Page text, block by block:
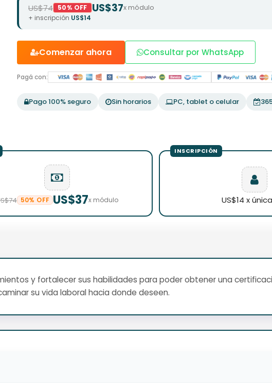
US$74 50% OFF US$37x módulo
+ inscripción US$14
Comenzar ahora Consultar por WhatsApp
Pagá con:
Pago 100% seguro Sin horarios PC, tablet o celular
50% OFF US$37x módulo US$14 x
y fortalecer sus habilidades para poder obtener una
su vida laboral hacia donde deseen.